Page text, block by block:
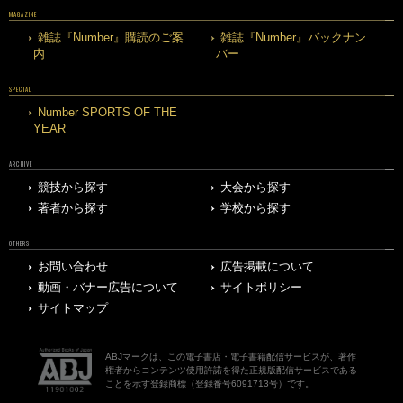
MAGAZINE
雑誌『Number』購読のご案
内
雑誌『Number』バックナン
バー
SPECIAL
Number SPORTS OF THE
YEAR
ARCHIVE
競技から探す
大会から探す
著者から探す
学校から探す
OTHERS
お問い合わせ
広告掲載について
動画・バナー広告について
サイトポリシー
サイトマップ
ABJマークは、この電子書店・電子書籍配信サービスが、著作
権者からコンテンツ使用許諾を得た正規版配信サービスである
ことを示す登録商標（登録番号6091713号）です。